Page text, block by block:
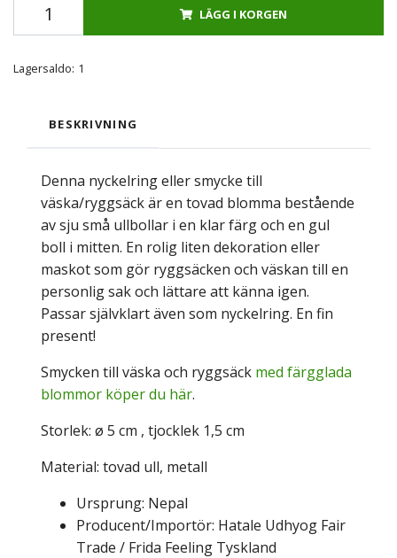
LÄGG I KORGEN
Lagersaldo: 1
BESKRIVNING
Denna nyckelring eller smycke till
väska/ryggsäck är en tovad blomma bestående
av sju små ullbollar i en klar färg och en gul
boll i mitten. En rolig liten dekoration eller
maskot som gör ryggsäcken och väskan till en
personlig sak och lättare att känna igen.
Passar självklart även som nyckelring. En fin
present!
Smycken till väska och ryggsäck med färgglada
blommor köper du här.
Storlek: ø 5 cm , tjocklek 1,5 cm
Material: tovad ull, metall
Ursprung: Nepal
Producent/Importör: Hatale Udhyog Fair
Trade / Frida Feeling Tyskland